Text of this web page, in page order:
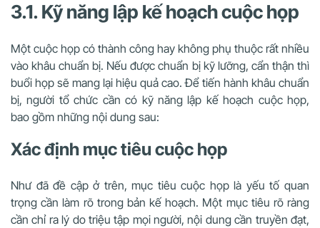
3.1. Kỹ năng lập kế hoạch cuộc họp
Một cuộc họp có thành công hay không phụ thuộc rất nhiều
vào khâu chuẩn bị. Nếu được chuẩn bị kỹ lưỡng, cẩn thận thì
buổi họp sẽ mang lại hiệu quả cao. Để tiến hành khâu chuẩn
bị, người tổ chức cần có kỹ năng lập kế hoạch cuộc họp,
bao gồm những nội dung sau:
Xác định mục tiêu cuộc họp
Như đã đề cập ở trên, mục tiêu cuộc họp là yếu tố quan
trọng cần làm rõ trong bản kế hoạch. Một mục tiêu rõ ràng
cần chỉ ra lý do triệu tập mọi người, nội dung cần truyền đạt,